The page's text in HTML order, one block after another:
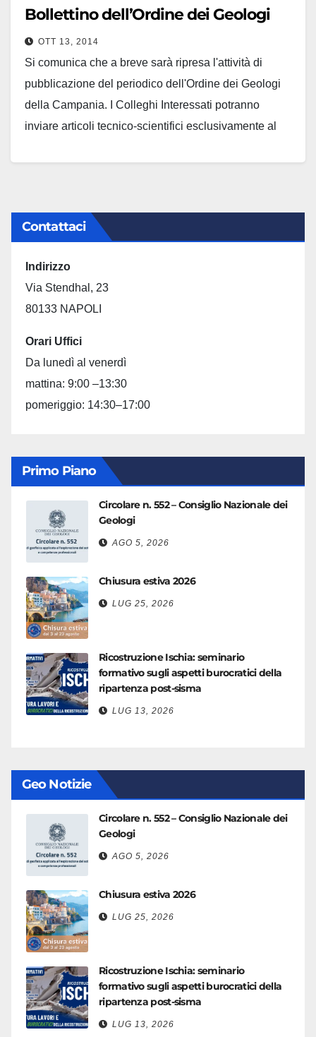
Bollettino dell’Ordine dei Geologi
OTT 13, 2014
Si comunica che a breve sarà ripresa l'attività di
pubblicazione del periodico dell'Ordine dei Geologi
della Campania. I Colleghi Interessati potranno
inviare articoli tecnico-scientifici esclusivamente al
Contattaci
Indirizzo
Via Stendhal, 23
80133 NAPOLI
Orari Uffici
Da lunedì al venerdì
mattina: 9:00 –13:30
pomeriggio: 14:30–17:00
Primo Piano
Circolare n. 552 – Consiglio Nazionale dei
Geologi
AGO 5, 2026
Chiusura estiva 2026
LUG 25, 2026
Ricostruzione Ischia: seminario
formativo sugli aspetti burocratici della
ripartenza post-sisma
LUG 13, 2026
Geo Notizie
Circolare n. 552 – Consiglio Nazionale dei
Geologi
AGO 5, 2026
Chiusura estiva 2026
LUG 25, 2026
Ricostruzione Ischia: seminario
formativo sugli aspetti burocratici della
ripartenza post-sisma
LUG 13, 2026